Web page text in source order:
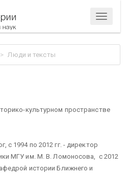
Меню
Люди и тексты
культурном пространстве
с 1994 по 2012 гг. - директор
МГУ им. М. В. Ломоносова, с 2012
истории Ближнего и